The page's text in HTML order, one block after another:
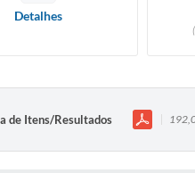
Detalhes
de Itens/Resultados